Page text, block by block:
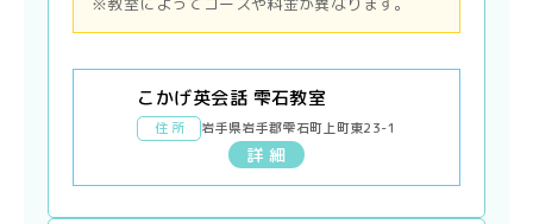
こかげ英会話 雫石教室
住 所 岩手県岩手郡雫石町上町東23-1
詳 細